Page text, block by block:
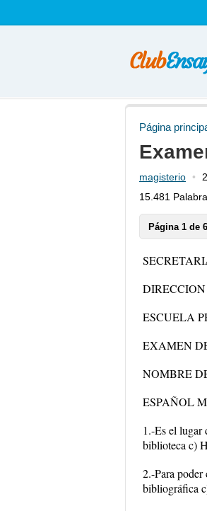
Página
magisterio
15.481
Página 1 de
ESCUELA
EXAMEN
NOMBRE
ESPAÑOL
1.-Es el lugar
biblioteca c)
2.-Para
bibliográfica